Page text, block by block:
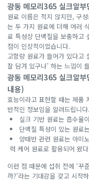
광동 메모리365 실크알
원료 이름은 적지 않지만, 구
는 두 가지 원료에 더해 여러
료 특성상 단백질을 보충하고
점이 인상적이었습니다.
고함량 원료가 들어가 있다고
잘 담겨 있구나’ 하는 느낌이
광동 메모리365 실크알
내용)
효능이라고 표현할 때는 제품
반적인 정보임을 알려드립니다.
실크 기반 원료는 흡수율
단백질 특성이 있는 원료
양태반 관련 원료는 아미
력 케어 원료로 활용되어 왔
이런 점 때문에 섭취 전에 ‘꾸
까?’라는 기대감을 갖고 시작